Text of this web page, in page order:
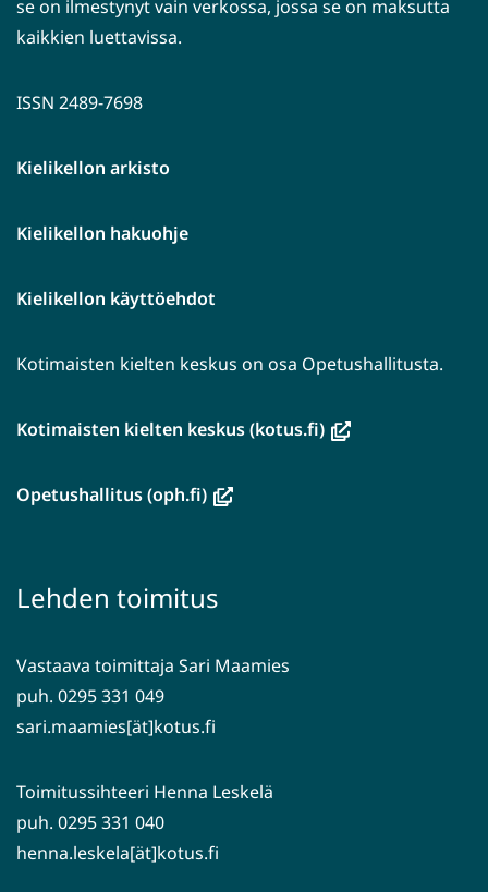
se on ilmestynyt vain verkossa, jossa se on maksutta
kaikkien luettavissa.
ISSN 2489-7698
Kielikellon arkisto
Kielikellon hakuohje
Kielikellon käyttöehdot
Kotimaisten kielten keskus on osa Opetushallitusta.
Kotimaisten kielten keskus (kotus.fi)(avautuu
Opetushallitus (oph.fi)(avautuu
toiseen
Lehden toimitus
Vastaava toimittaja Sari Maamies
puh. 0295 331 049
sari.maamies[ät]kotus.fi
Toimitussihteeri Henna Leskelä
puh. 0295 331 040
henna.leskela[ät]kotus.fi